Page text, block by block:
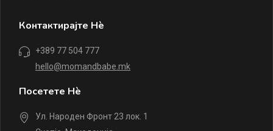
Контактирајте Нè
+389 77 504 777
hello@momandbabe.mk
Посетете Нè
Ул. Народен Фронт 23 лок. 1